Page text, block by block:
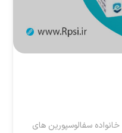
سفالوسپورین های